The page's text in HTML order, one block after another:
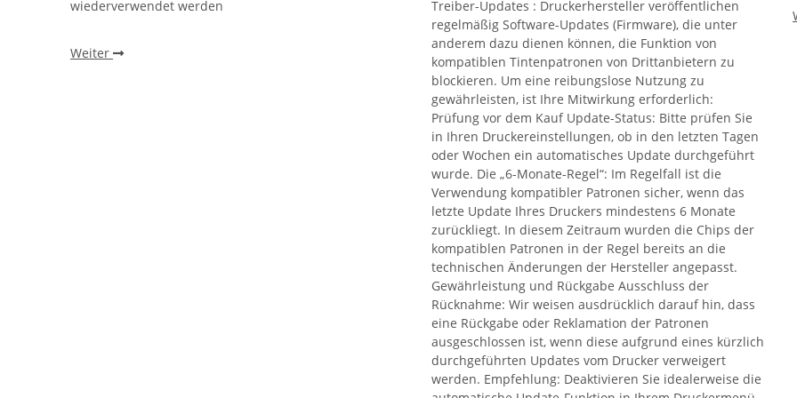
wiederverwendet werden
Weiter
Treiber-Updates : Druckerhersteller veröffentlichen
regelmäßig Software-Updates (Firmware), die unter
anderem dazu dienen können, die Funktion von
kompatiblen Tintenpatronen von Drittanbietern zu
blockieren. Um eine reibungslose Nutzung zu
gewährleisten, ist Ihre Mitwirkung erforderlich:
Prüfung vor dem Kauf Update-Status: Bitte prüfen Sie
in Ihren Druckereinstellungen, ob in den letzten Tagen
oder Wochen ein automatisches Update durchgeführt
wurde. Die „6-Monate-Regel“: Im Regelfall ist die
Verwendung kompatibler Patronen sicher, wenn das
letzte Update Ihres Druckers mindestens 6 Monate
zurückliegt. In diesem Zeitraum wurden die Chips der
kompatiblen Patronen in der Regel bereits an die
technischen Änderungen der Hersteller angepasst.
Gewährleistung und Rückgabe Ausschluss der
Rücknahme: Wir weisen ausdrücklich darauf hin, dass
eine Rückgabe oder Reklamation der Patronen
ausgeschlossen ist, wenn diese aufgrund eines kürzlich
durchgeführten Updates vom Drucker verweigert
werden. Empfehlung: Deaktivieren Sie idealerweise die